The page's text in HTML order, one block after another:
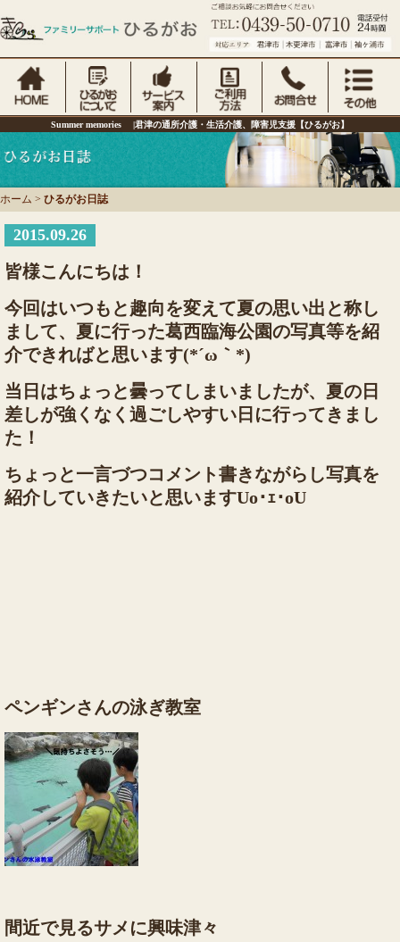
Summer memories |君津の通所介護・生活介護、障害児支援【ひるがお】
ホーム > ひるがお日誌
2015.09.26
皆様こんにちは！
今回はいつもと趣向を変えて夏の思い出と称し
まして、夏に行った葛西臨海公園の写真等を紹
介できればと思います(*´ω｀*)
当日はちょっと曇ってしまいましたが、夏の日
差しが強くなく過ごしやすい日に行ってきまし
た！
ちょっと一言づつコメント書きながらし写真を
紹介していきたいと思いますUo･ｪ･oU
ペンギンさんの泳ぎ教室
間近で見るサメに興味津々